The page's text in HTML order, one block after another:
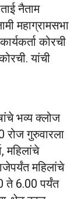
नैताम
महाग्रामसभा
कोरची
यांची
भव्य क्लोज
रोज गुरुवारला
महिलांचे
महिलांचे
ते 6.00 पर्यंत